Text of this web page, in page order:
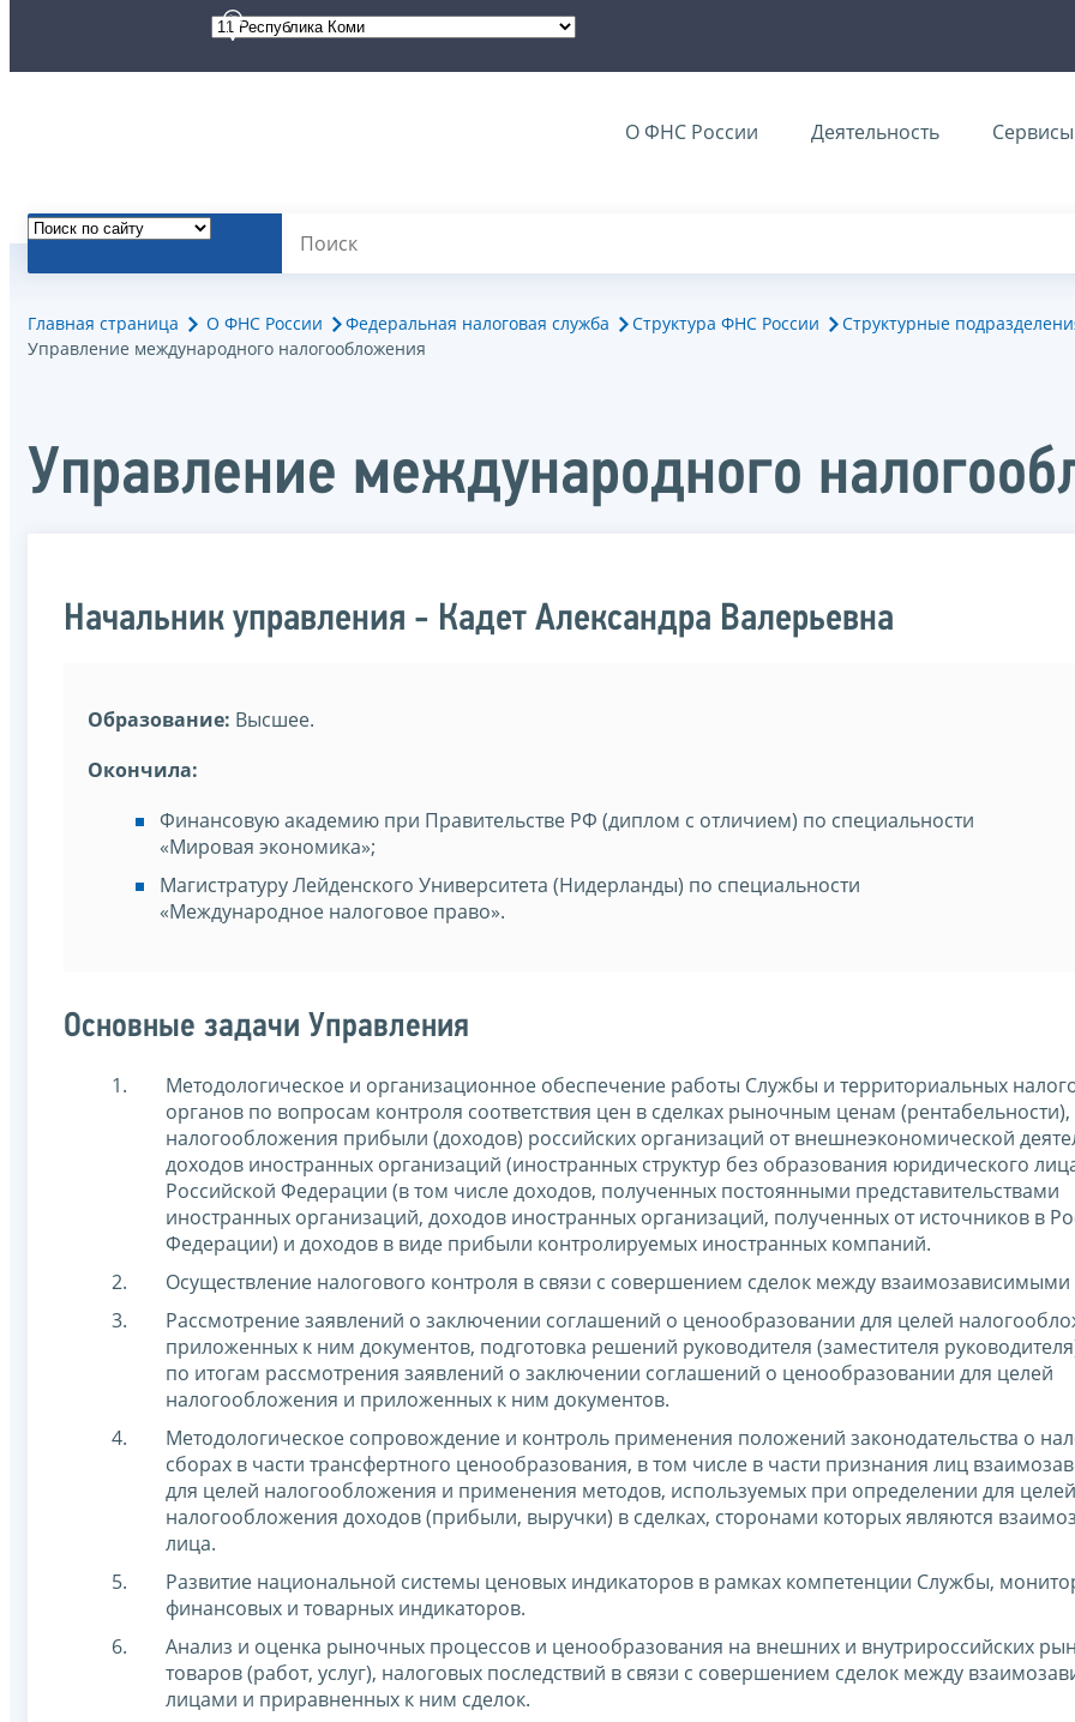
О ФНС России Деятельность Сервисы
Главная страница О ФНС России Федеральная налоговая служба Структура ФНС России
Структурные
Управление международного налогообложения
Управление международного
Начальник управления - Кадет Александра Валерьевна
Образование: Высшее.
Окончила:
Финансовую академию при Правительстве РФ (диплом с отличием) по специальности
«Мировая экономика»;
Магистратуру Лейденского Университета (Нидерланды) по специальности
«Международное налоговое право».
Основные задачи Управления
Методологическое и организационное обеспечение работы Службы и территориальных
органов по вопросам контроля соответствия цен в сделках рыночным ценам (рентабельности),
налогообложения прибыли (доходов) российских организаций от внешнеэкономической
доходов иностранных организаций (иностранных структур без образования юридического
Российской Федерации (в том числе доходов, полученных постоянными представительствами
иностранных организаций, доходов иностранных организаций, полученных от источников в
Федерации) и доходов в виде прибыли контролируемых иностранных компаний.
Осуществление налогового контроля в связи с совершением сделок между
Рассмотрение заявлений о заключении соглашений о ценообразовании для целей
приложенных к ним документов, подготовка решений руководителя (заместителя
по итогам рассмотрения заявлений о заключении соглашений о ценообразовании для целей
налогообложения и приложенных к ним документов.
Методологическое сопровождение и контроль применения положений законодательства о
сборах в части трансфертного ценообразования, в том числе в части признания лиц
для целей налогообложения и применения методов, используемых при определении для целей
налогообложения доходов (прибыли, выручки) в сделках, сторонами которых являются
лица.
Развитие национальной системы ценовых индикаторов в рамках компетенции Службы,
финансовых и товарных индикаторов.
Анализ и оценка рыночных процессов и ценообразования на внешних и внутрироссийских
товаров (работ, услуг), налоговых последствий в связи с совершением сделок между
лицами и приравненных к ним сделок.